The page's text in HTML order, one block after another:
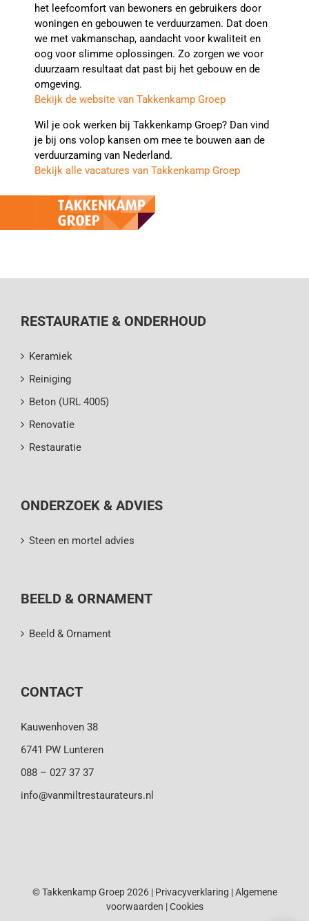
het leefcomfort van bewoners en gebruikers door
woningen en gebouwen te verduurzamen. Dat doen
we met vakmanschap, aandacht voor kwaliteit en
oog voor slimme oplossingen. Zo zorgen we voor
duurzaam resultaat dat past bij het gebouw en de
omgeving.
Bekijk de website van Takkenkamp Groep
Wil je ook werken bij Takkenkamp Groep? Dan vind
je bij ons volop kansen om mee te bouwen aan de
verduurzaming van Nederland.
Bekijk alle vacatures van Takkenkamp Groep
RESTAURATIE & ONDERHOUD
Keramiek
Reiniging
Beton (URL 4005)
Renovatie
Restauratie
ONDERZOEK & ADVIES
Steen en mortel advies
BEELD & ORNAMENT
Beeld & Ornament
CONTACT
Kauwenhoven 38
6741 PW Lunteren
088 – 027 37 37
info@vanmiltrestaurateurs.nl
© Takkenkamp Groep 2026 | Privacyverklaring |Algemene
voorwaarden |Cookies